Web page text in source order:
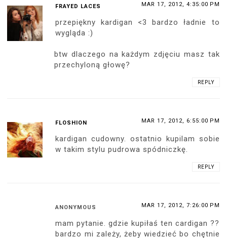
FRAYED LACES MAR 17, 2012, 4:35:00 PM
przepiękny kardigan <3 bardzo ładnie to
wygląda :)
btw dlaczego na każdym zdjęciu masz tak
przechyloną głowę?
REPLY
FLOSHION MAR 17, 2012, 6:55:00 PM
kardigan cudowny. ostatnio kupilam sobie
w takim stylu pudrowa spódniczkę.
REPLY
ANONYMOUS MAR 17, 2012, 7:26:00 PM
mam pytanie. gdzie kupiłaś ten cardigan ??
bardzo mi zależy, żeby wiedzieć bo chętnie